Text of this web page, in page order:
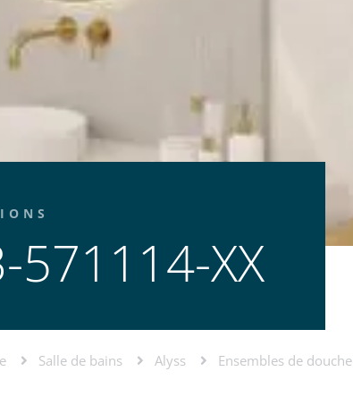
571114-XX
Salle de bains Alyss Ensembles de douche